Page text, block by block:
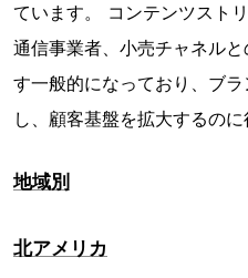
ています。 コンテンツスト
通信事業者、小売チャネル
す一般的になっており、ブ
し、顧客基盤を拡大するのに
地域別
北アメリカ